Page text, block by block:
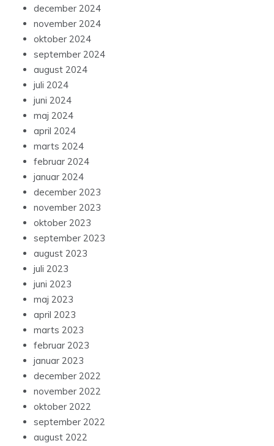
december 2024
november 2024
oktober 2024
september 2024
august 2024
juli 2024
juni 2024
maj 2024
april 2024
marts 2024
februar 2024
januar 2024
december 2023
november 2023
oktober 2023
september 2023
august 2023
juli 2023
juni 2023
maj 2023
april 2023
marts 2023
februar 2023
januar 2023
december 2022
november 2022
oktober 2022
september 2022
august 2022